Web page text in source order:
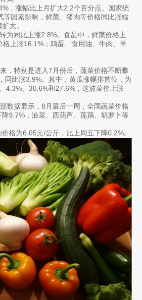
涨幅比上月扩大2.2个百分点。国家统
因素影响，鲜菜、猪肉等价格同比涨幅
大。
同比上涨2.8%。食品中，鲜菜价格上
上涨16.1%；鸡蛋、食用油、牛肉、羊
特别是进入7月份后，蔬菜价格不断攀
同比涨3.9%。其中，黄瓜涨幅排首位，为
4.3%、30.6%和27.6%，这波菜价上涨
据显示，8月最后一周，全国蔬菜价格
9.7%，油菜、西葫芦、莲藕、胡萝卜等
为6.05元/公斤，比上周五下降0.2%。